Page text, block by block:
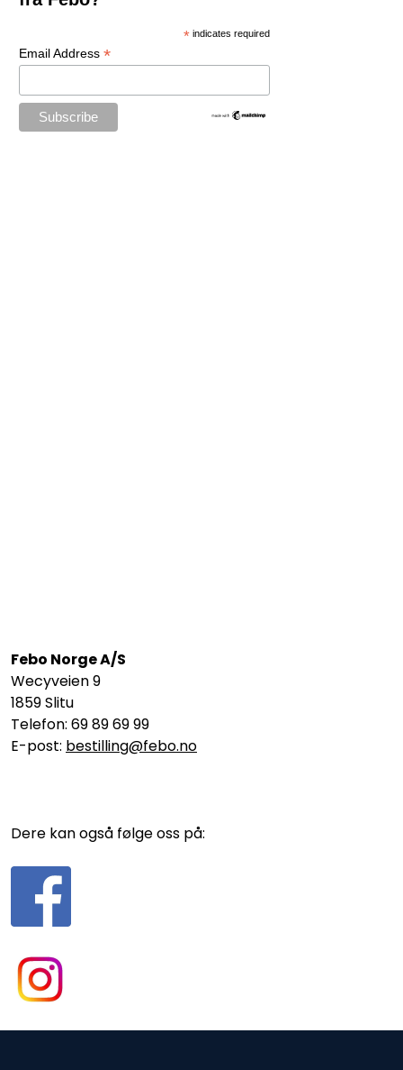
* indicates required
Email Address *
Febo Norge A/S
Wecyveien 9
1859 Slitu
Telefon: 69 89 69 99
E-post: bestilling@febo.no
Dere kan også følge oss på: